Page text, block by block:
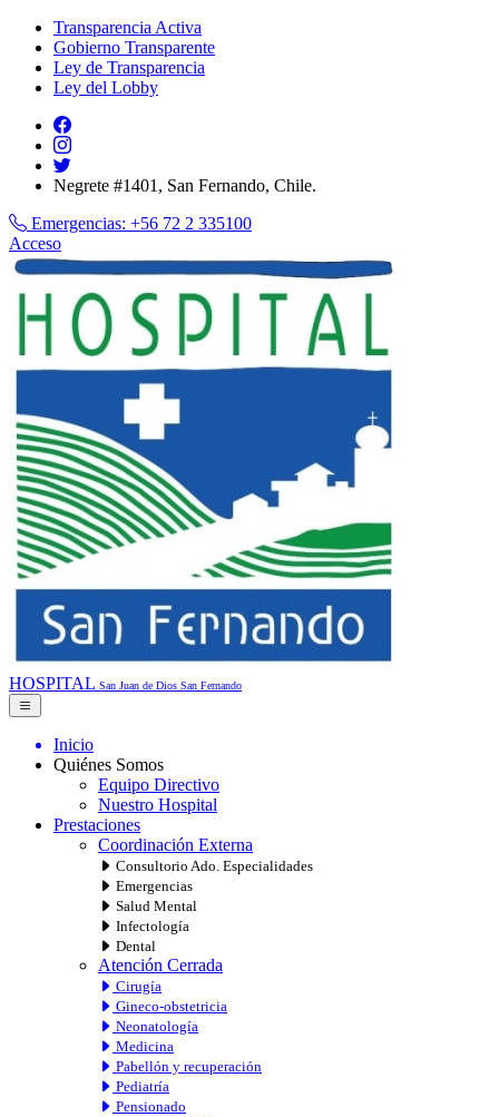
Transparencia Activa
Gobierno Transparente
Ley de Transparencia
Ley del Lobby
Negrete #1401, San Fernando, Chile.
Emergencias: +56 72 2 335100
Acceso
HOSPITAL San Juan de Dios San Fernando
Inicio
Quiénes Somos
Equipo Directivo
Nuestro Hospital
Prestaciones
Coordinación Externa
Consultorio Ado. Especialidades
Emergencias
Salud Mental
Infectología
Dental
Atención Cerrada
Cirugía
Gineco-obstetricia
Neonatología
Medicina
Pabellón y recuperación
Pediatría
Pensionado